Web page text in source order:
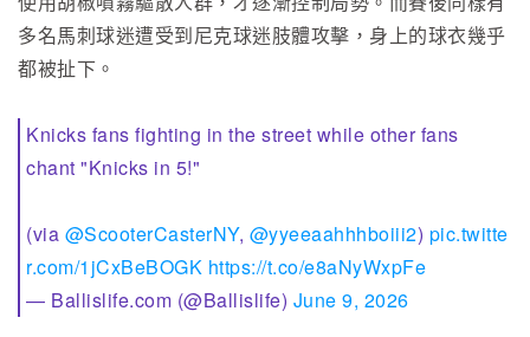
多名馬刺球迷遭受到尼克球迷肢體攻擊，身上的球衣幾乎
都被扯下。
Knicks fans fighting in the street while other fans
chant "Knicks in 5!"
(via @ScooterCasterNY, @yyeeaahhhboiii2) pic.twitte
r.com/1jCxBeBOGK https://t.co/e8aNyWxpFe
— Ballislife.com (@Ballislife) June 9, 2026